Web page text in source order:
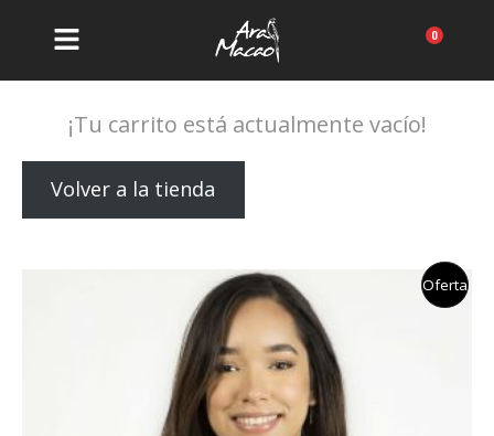
¡Tu carrito está actualmente vacío!
Volver a la tienda
Oferta